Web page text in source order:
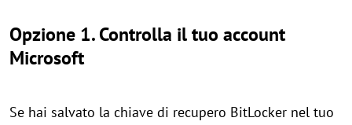
Opzione 1. Controlla il tuo account
Microsoft
Se hai salvato la chiave di recupero BitLocker nel tuo